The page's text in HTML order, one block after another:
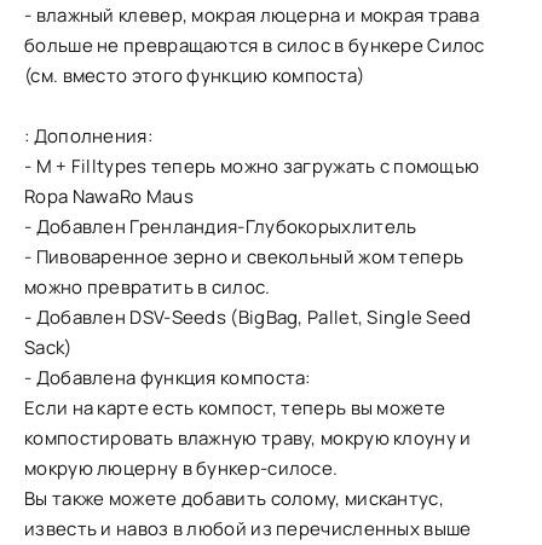
- влажный клевер, мокрая люцерна и мокрая трава
больше не превращаются в силос в бункере Силос
(см. вместо этого функцию компоста)
: Дополнения:
- M + Filltypes теперь можно загружать с помощью
Ropa NawaRo Maus
- Добавлен Гренландия-Глубокорыхлитель
- Пивоваренное зерно и свекольный жом теперь
можно превратить в силос.
- Добавлен DSV-Seeds (BigBag, Pallet, Single Seed
Sack)
- Добавлена ​​функция компоста:
Если на карте есть компост, теперь вы можете
компостировать влажную траву, мокрую клоуну и
мокрую люцерну в бункер-силосе.
Вы также можете добавить солому, мискантус,
известь и навоз в любой из перечисленных выше